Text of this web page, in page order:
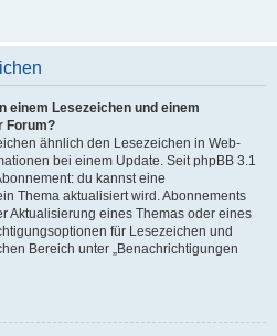
einem Lesezeichen und einem
Forum?
ähnlich den Lesezeichen in Web-
bei einem Update. Seit phpBB 3.1
du kannst eine
Thema aktualisiert wird. Abonnements
Aktualisierung eines Themas oder eines
für Lesezeichen und
Bereich unter „Benachrichtigungen